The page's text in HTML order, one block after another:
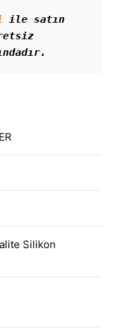
ile satın
Silikon